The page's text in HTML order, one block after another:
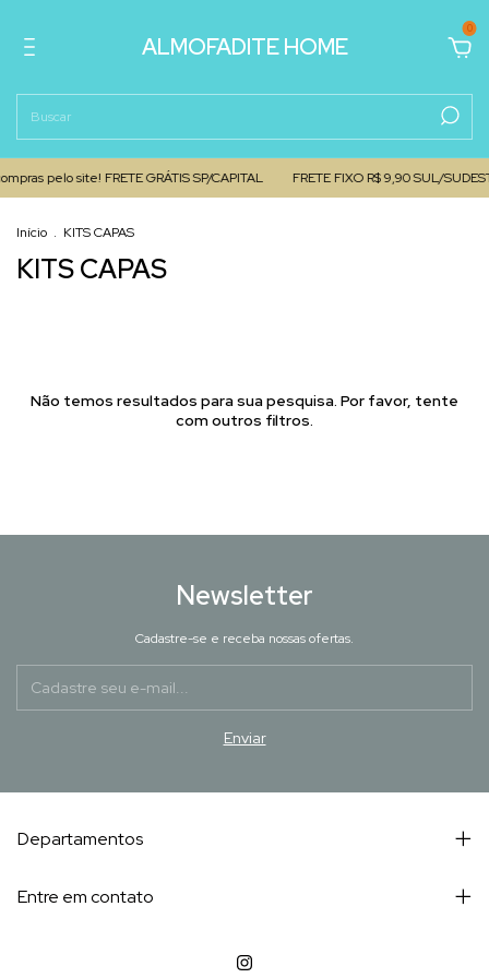
ALMOFADITE HOME
0
pelo site! FRETE GRÁTIS SP/CAPITAL FRETE FIXO R$ 9,90 SUL/
Início . KITS CAPAS
KITS CAPAS
Não temos resultados para sua pesquisa. Por favor, tente
com outros filtros.
Newsletter
Cadastre-se e receba nossas ofertas.
Departamentos
Entre em contato